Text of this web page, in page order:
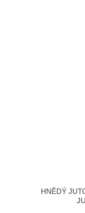
HNĚDÝ